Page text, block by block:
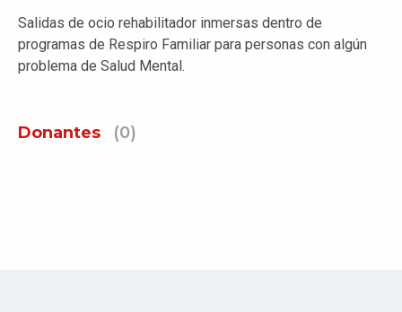
Salidas de ocio rehabilitador inmersas dentro de
programas de Respiro Familiar para personas con algún
problema de Salud Mental.
Donantes (0)